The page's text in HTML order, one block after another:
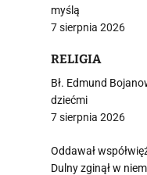
myślą
7 sierpnia 2026
RELIGIA
Bł. Edmund
dziećmi
7 sierpnia 2026
Oddawał
Dulny zginął w